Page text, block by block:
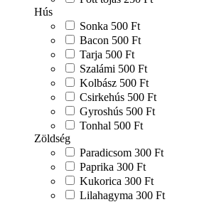
Hús
Sonka 500 Ft
Bacon 500 Ft
Tarja 500 Ft
Szalámi 500 Ft
Kolbász 500 Ft
Csirkehús 500 Ft
Gyroshús 500 Ft
Tonhal 500 Ft
Zöldség
Paradicsom 300 Ft
Paprika 300 Ft
Kukorica 300 Ft
Lilahagyma 300 Ft